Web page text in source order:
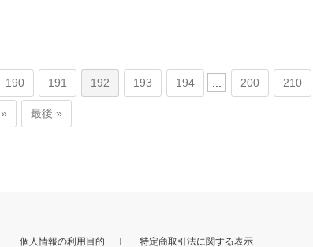
190 191 192 193 194 200 210
» 最後 »
個人情報の利用目的 特定商取引法に関する表示